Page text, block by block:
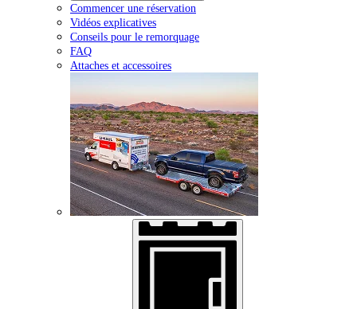
Commencer une réservation
Vidéos explicatives
Conseils pour le remorquage
FAQ
Attaches et accessoires